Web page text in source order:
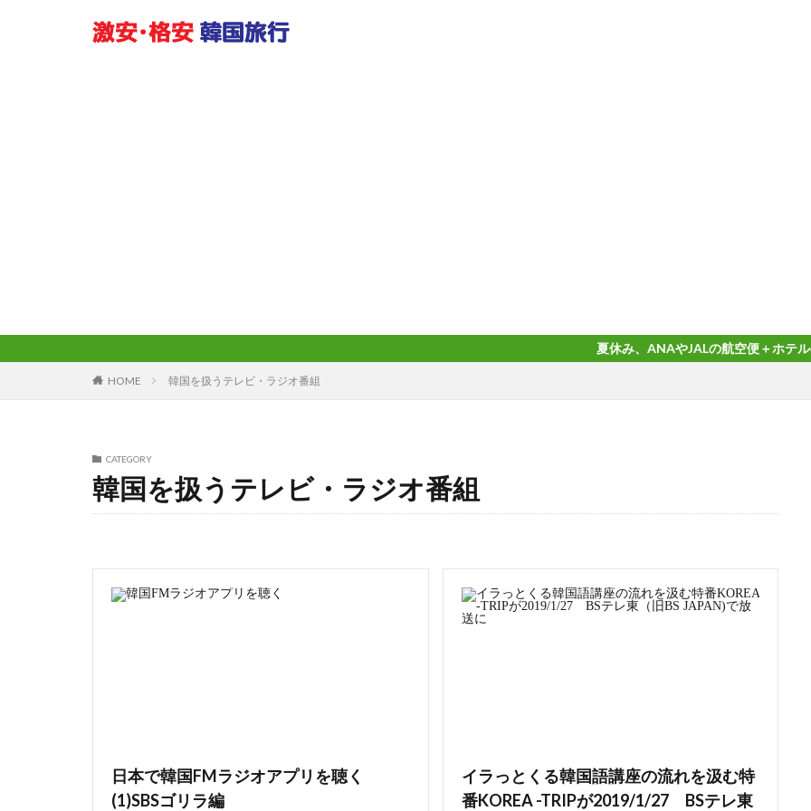
夏休み、ANAやJALの航空便＋ホテルのダイナミッ
HOME 韓国を扱うテレビ・ラジオ番組
CATEGORY
韓国を扱うテレビ・ラジオ番組
日本で韓国FMラジオアプリを聴く
(1)SBSゴリラ編
イラっとくる韓国語講座の流れを汲む特
番KOREA -TRIPが2019/1/27 BSテレ東